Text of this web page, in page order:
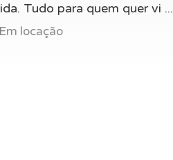
Tudo para quem quer vi ...
locação